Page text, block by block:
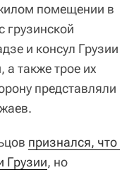
помещении в
грузинской
и консул Грузии
также трое их
представляли
признался, что
Грузии, но